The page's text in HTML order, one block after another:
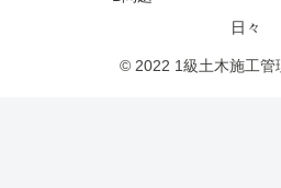
日々
© 2022 1級土木施工管